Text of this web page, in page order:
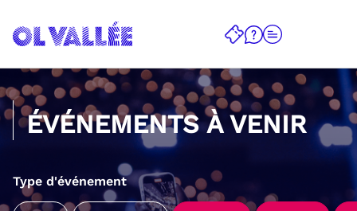
ÉVÉNEMENTS À VENIR
Type d'événement